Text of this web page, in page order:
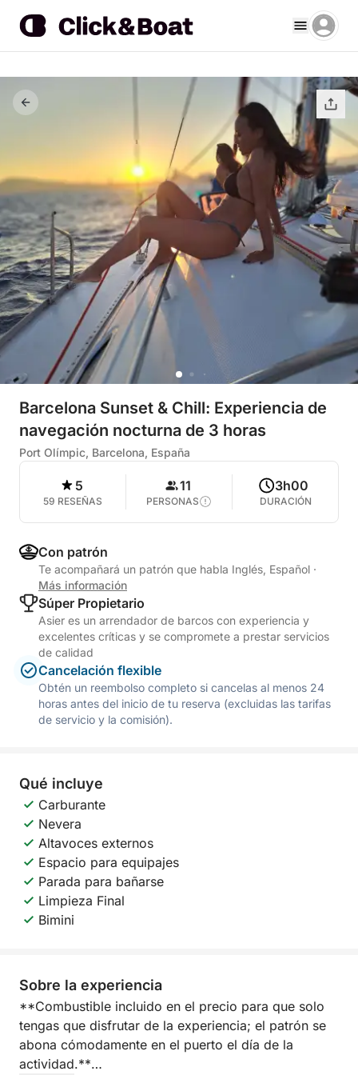
Barcelona Sunset & Chill: Experiencia de
navegación nocturna de 3 horas
Port Olímpic, Barcelona, España
5
59 RESEÑAS
11
PERSONAS
3h00
DURACIÓN
Con patrón
Te acompañará un patrón que habla Inglés, Español ·
Más información
Súper Propietario
Asier es un arrendador de barcos con experiencia y
excelentes críticas y se compromete a prestar servicios
de calidad
Cancelación flexible
Obtén un reembolso completo si cancelas al menos 24
horas antes del inicio de tu reserva (excluidas las tarifas
de servicio y la comisión).
Qué incluye
Carburante
Nevera
Altavoces externos
Espacio para equipajes
Parada para bañarse
Limpieza Final
Bimini
Sobre la experiencia
**Combustible incluido en el precio para que solo
tengas que disfrutar de la experiencia; el patrón se
abona cómodamente en el puerto el día de la
actividad.**